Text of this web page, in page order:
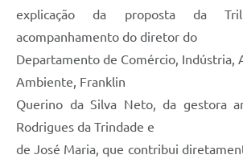
explicação da proposta da
acompanhamento do diretor do
Departamento de Comércio, Indústria,
Ambiente, Franklin
Querino da Silva Neto, da gestora
Rodrigues da Trindade e
de José Maria, que contribui